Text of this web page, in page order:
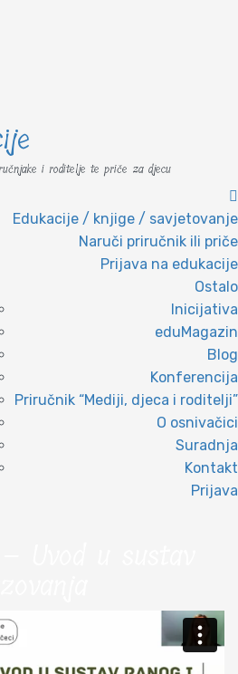
i roditelje te priče za djecu
Edukacije / knjige / savjetovanje
Naruči priručnik ili priče
Prijava na edukacije
Ostalo
Inicijativa
eduMagazin
Blog
Konferencija
Priručnik “Mediji, djeca i roditelji”
O osnivačici
Suradnja
Kontakt
Prijava